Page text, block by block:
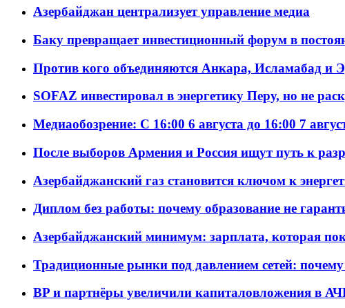
Азербайджан централизует управление медиа
Баку превращает инвестиционный форум в
Против кого объединяются Анкара, Исламабад и
SOFAZ инвестировал в энергетику Перу, но не
Медиаобозрение: С 16:00 6 августа до 16:00 7
После выборов Армения и Россия ищут путь к
Азербайджанский газ становится ключом к
Диплом без работы: почему образование не
Азербайджанский минимум: зарплата, которая
Традиционные рынки под давлением сетей:
BP и партнёры увеличили капиталовложения в